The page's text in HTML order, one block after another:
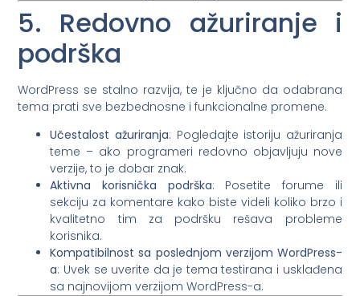
5. Redovno ažuriranje i
podrška
WordPress se stalno razvija, te je ključno da odabrana
tema prati sve bezbednosne i funkcionalne promene.
Učestalost ažuriranja: Pogledajte istoriju ažuriranja
teme – ako programeri redovno objavljuju nove
verzije, to je dobar znak.
Aktivna korisnička podrška: Posetite forume ili
sekciju za komentare kako biste videli koliko brzo i
kvalitetno tim za podršku rešava probleme
korisnika.
Kompatibilnost sa poslednjom verzijom WordPress-
a: Uvek se uverite da je tema testirana i usklađena
sa najnovijom verzijom WordPress-a.